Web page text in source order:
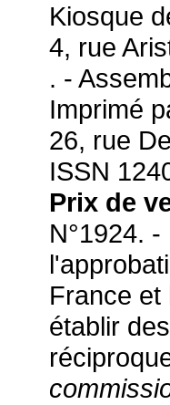
Kiosque
4, rue
. -
Imprimé
26, rue
ISSN
Prix de
N°1924.
France et
établir